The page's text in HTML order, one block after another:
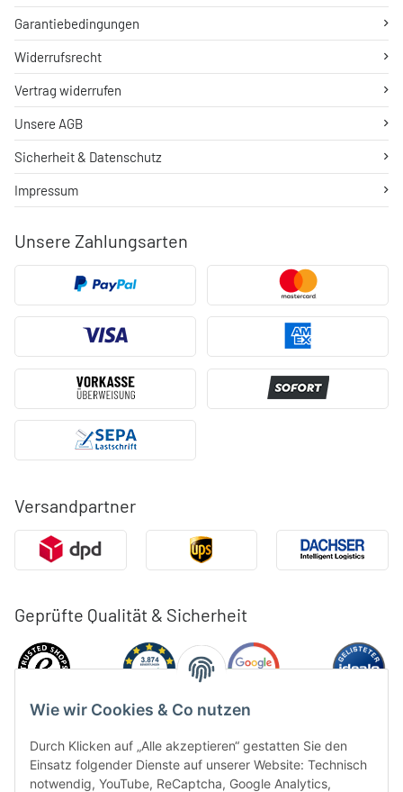
Wie wir Cookies & Co nutzen
Durch Klicken auf „Alle akzeptieren“ gestatten Sie den
Einsatz folgender Dienste auf unserer Website: Technisch
notwendig, YouTube, ReCaptcha, Google Analytics,
Unsere Zahlungsarten
Versandpartner
Geprüfte Qualität & Sicherheit
Garantiebedingungen
Widerrufsrecht
Vertrag widerrufen
Unsere AGB
Sicherheit & Datenschutz
Impressum